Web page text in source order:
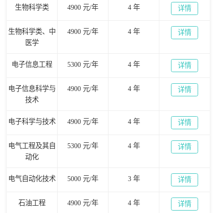
生物科学类 4900 元/年 4 年 详情
生物科学类、中
医学
4900 元/年 4 年 详情
电子信息工程 5300 元/年 4 年 详情
电子信息科学与
技术
4900 元/年 4 年 详情
电子科学与技术 4900 元/年 4 年 详情
电气工程及其自
动化
5300 元/年 4 年 详情
电气自动化技术 5000 元/年 3 年 详情
石油工程 4900 元/年 4 年 详情